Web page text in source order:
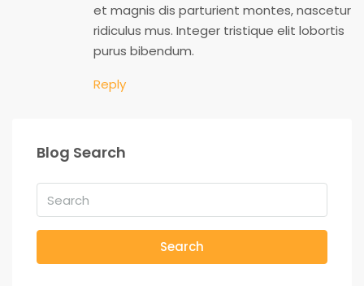
et magnis dis parturient montes, nascetur
ridiculus mus. Integer tristique elit lobortis
purus bibendum.
Reply
Blog Search
Search